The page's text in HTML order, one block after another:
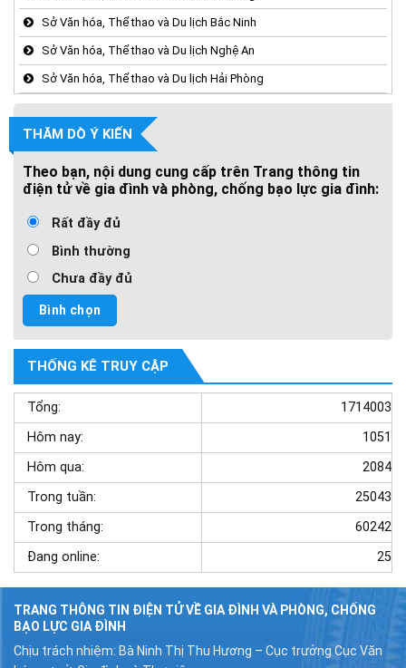
Sở Văn hóa, Thể thao và Du lịch Bắc Ninh
Sở Văn hóa, Thể thao và Du lịch Nghệ An
Sở Văn hóa, Thể thao và Du lịch Hải Phòng
THĂM DÒ Ý KIẾN
Theo bạn, nội dung cung cấp trên Trang thông tin
điện tử về gia đình và phòng, chống bạo lực gia đình:
Rất đầy đủ
Bình thường
Chưa đầy đủ
THỐNG KÊ TRUY CẬP
Tổng:
1714003
Hôm nay:
1051
Hôm qua:
2084
Trong tuần:
25043
Trong tháng:
60242
Đang online:
25
TRANG THÔNG TIN ĐIỆN TỬ VỀ GIA ĐÌNH VÀ PHÒNG, CHỐNG
BẠO LỰC GIA ĐÌNH
Chịu trách nhiệm: Bà Ninh Thị Thu Hương – Cục trưởng Cục Văn